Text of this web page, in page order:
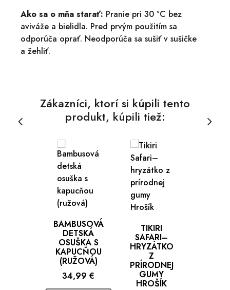
Ako sa o mňa starať: Pranie pri 30 °C bez
aviváže a bielidla. Pred prvým použitím sa
odporúča oprať. Neodporúča sa sušiť v sušičke
a žehliť.
Zákazníci, ktorí si kúpili tento
produkt, kúpili tiež:
BAMBUSOVÁ
DETSKÁ
OSUŠKA S
KAPUCŇOU
(RUŽOVÁ)
Cena
34,99 €
TIKIRI
SAFARI–
HRYZÁTKO
Z
PRÍRODNEJ
GUMY
HROŠÍK